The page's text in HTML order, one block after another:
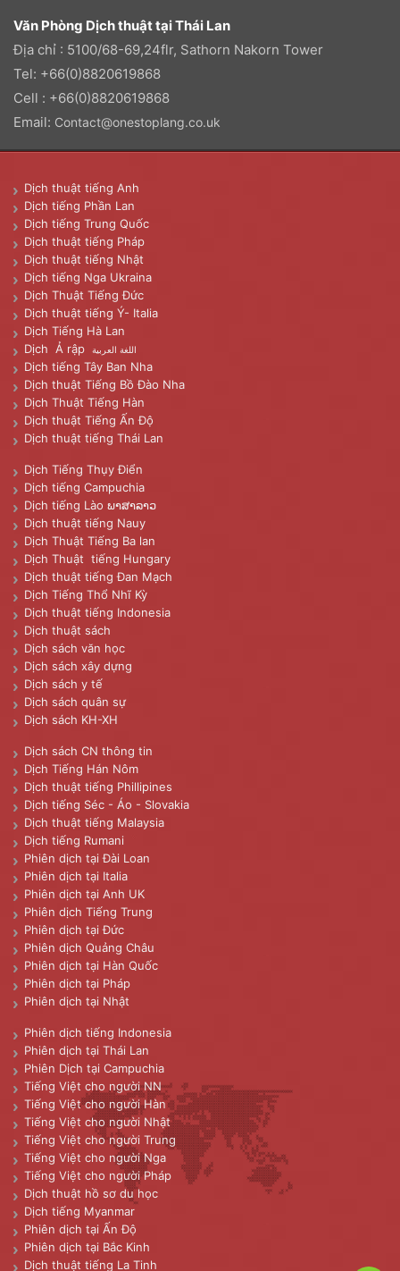
Văn Phòng Dịch thuật tại Thái Lan
Địa chỉ : 5100/68-69,24flr, Sathorn Nakorn Tower
Tel: +66(0)8820619868
Cell : +66(0)8820619868
Email: Contact@onestoplang.co.uk
Dịch thuật tiếng Anh
Dịch tiếng Phần Lan
Dịch tiếng Trung Quốc
Dịch thuật tiếng Pháp
Dịch thuật tiếng Nhật
Dịch tiếng Nga Ukraina
Dịch Thuật Tiếng Đức
Dịch thuật tiếng Ý- Italia
Dịch Tiếng Hà Lan
Dịch Ả rập
اللغة العربية
Dịch tiếng Tây Ban Nha
Dịch thuật Tiếng Bồ Đào Nha
Dịch Thuật Tiếng Hàn
Dịch thuật Tiếng Ấn Độ
Dịch thuật tiếng Thái Lan
Dịch Tiếng Thụy Điển
Dịch tiếng Campuchia
Dịch tiếng Lào ພາສາລາວ
Dịch thuật tiếng Nauy
Dịch Thuật Tiếng Ba lan
Dịch Thuật tiếng Hungary
Dịch thuật tiếng Đan Mạch
Dịch Tiếng Thổ Nhĩ Kỳ
Dịch thuật tiếng Indonesia
Dịch thuật sách
Dịch sách văn học
Dịch sách xây dựng
Dịch sách y tế
Dịch sách quân sự
Dịch sách KH-XH
Dịch sách CN thông tin
Dịch Tiếng Hán Nôm
Dịch thuật tiếng Phillipines
Dịch tiếng Séc - Áo - Slovakia
Dịch thuật tiếng Malaysia
Dịch tiếng Rumani
Phiên dịch tại Đài Loan
Phiên dịch tại Italia
Phiên dịch tại Anh UK
Phiên dịch Tiếng Trung
Phiên dịch tại Đức
Phiên dịch Quảng Châu
Phiên dịch tại Hàn Quốc
Phiên dịch tại Pháp
Phiên dịch tại Nhật
Phiên dịch tiếng Indonesia
Phiên dịch tại Thái Lan
Phiên Dịch tại Campuchia
Tiếng Việt cho người NN
Tiếng Việt cho người Hàn
Tiếng Việt cho người Nhật
Tiếng Việt cho người Trung
Tiếng Việt cho người Nga
Tiếng Việt cho người Pháp
Dịch thuật hồ sơ du học
Dịch tiếng Myanmar
Phiên dịch tại Ấn Độ
Phiên dịch tại Bắc Kinh
Dịch thuật tiếng La Tinh